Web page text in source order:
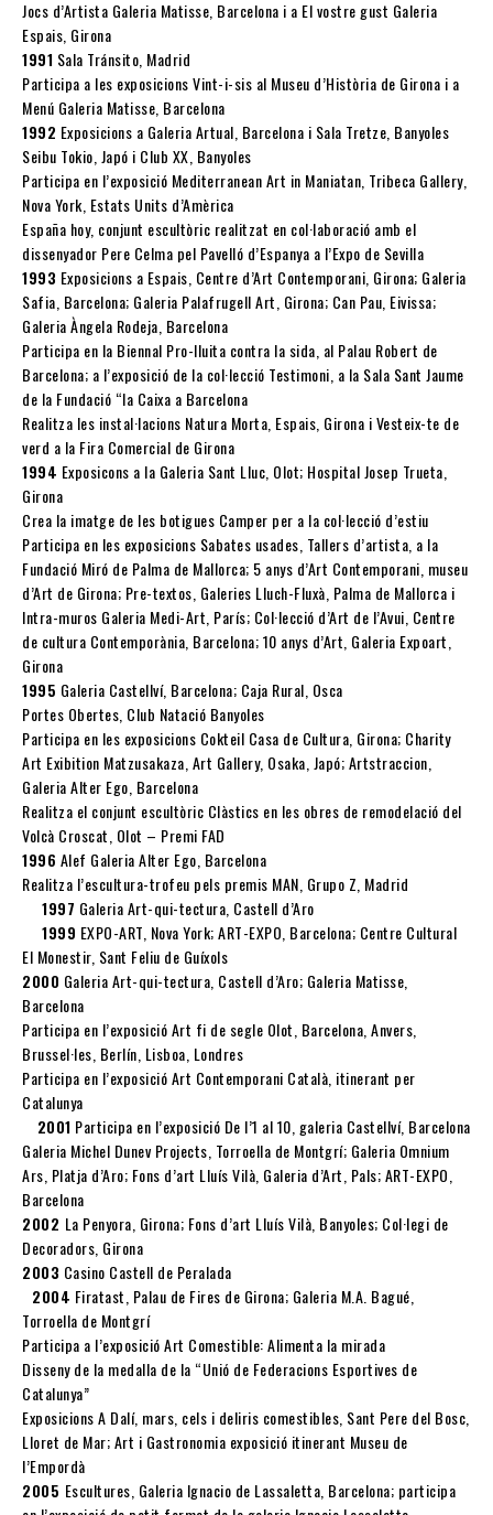
Jocs d’Artista Galeria Matisse, Barcelona i a El vostre gust Galeria
Espais, Girona
1991 Sala Tránsito, Madrid
Participa a les exposicions Vint-i-sis al Museu d’Història de Girona i a
Menú Galeria Matisse, Barcelona
1992 Exposicions a Galeria Artual, Barcelona i Sala Tretze, Banyoles
Seibu Tokio, Japó i Club XX, Banyoles
Participa en l’exposició Mediterranean Art in Maniatan, Tribeca Gallery,
Nova York, Estats Units d’Amèrica
España hoy, conjunt escultòric realitzat en col·laboració amb el
dissenyador Pere Celma pel Pavelló d’Espanya a l’Expo de Sevilla
1993 Exposicions a Espais, Centre d’Art Contemporani, Girona; Galeria
Safia, Barcelona; Galeria Palafrugell Art, Girona; Can Pau, Eivissa;
Galeria Àngela Rodeja, Barcelona
Participa en la Biennal Pro-lluita contra la sida, al Palau Robert de
Barcelona; a l’exposició de la col·lecció Testimoni, a la Sala Sant Jaume
de la Fundació “la Caixa a Barcelona
Realitza les instal·lacions Natura Morta, Espais, Girona i Vesteix-te de
verd a la Fira Comercial de Girona
1994 Exposicons a la Galeria Sant Lluc, Olot; Hospital Josep Trueta,
Girona
Crea la imatge de les botigues Camper per a la col·lecció d’estiu
Participa en les exposicions Sabates usades, Tallers d’artista, a la
Fundació Miró de Palma de Mallorca; 5 anys d’Art Contemporani, museu
d’Art de Girona; Pre-textos, Galeries Lluch-Fluxà, Palma de Mallorca i
Intra-muros Galeria Medi-Art, París; Col·lecció d’Art de l’Avui, Centre
de cultura Contemporània, Barcelona; 10 anys d’Art, Galeria Expoart,
Girona
1995 Galeria Castellví, Barcelona; Caja Rural, Osca
Portes Obertes, Club Natació Banyoles
Participa en les exposicions Cokteil Casa de Cultura, Girona; Charity
Art Exibition Matzusakaza, Art Gallery, Osaka, Japó; Artstraccion,
Galeria Alter Ego, Barcelona
Realitza el conjunt escultòric Clàstics en les obres de remodelació del
Volcà Croscat, Olot – Premi FAD
1996 Alef Galeria Alter Ego, Barcelona
Realitza l’escultura-trofeu pels premis MAN, Grupo Z, Madrid
1997 Galeria Art-qui-tectura, Castell d’Aro
1999 EXPO-ART, Nova York; ART-EXPO, Barcelona; Centre Cultural
El Monestir, Sant Feliu de Guíxols
2000 Galeria Art-qui-tectura, Castell d’Aro; Galeria Matisse,
Barcelona
Participa en l’exposició Art fi de segle Olot, Barcelona, Anvers,
Brussel·les, Berlín, Lisboa, Londres
Participa en l’exposició Art Contemporani Català, itinerant per
Catalunya
2001 Participa en l’exposició De l’1 al 10, galeria Castellví, Barcelona
Galeria Michel Dunev Projects, Torroella de Montgrí; Galeria Omnium
Ars, Platja d’Aro; Fons d’art Lluís Vilà, Galeria d’Art, Pals; ART-EXPO,
Barcelona
2002 La Penyora, Girona; Fons d’art Lluís Vilà, Banyoles; Col·legi de
Decoradors, Girona
2003 Casino Castell de Peralada
2004 Firatast, Palau de Fires de Girona; Galeria M.A. Bagué,
Torroella de Montgrí
Participa a l’exposició Art Comestible: Alimenta la mirada
Disseny de la medalla de la “Unió de Federacions Esportives de
Catalunya”
Exposicions A Dalí, mars, cels i deliris comestibles, Sant Pere del Bosc,
Lloret de Mar; Art i Gastronomia exposició itinerant Museu de
l’Empordà
2005 Escultures, Galeria Ignacio de Lassaletta, Barcelona; participa